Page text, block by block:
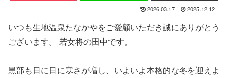
2026.03.17 2025.12.12
いつも生地温泉たなかやをご愛顧いただき誠にありがとう
ございます。 若女将の田中です。
黒部も日に日に寒さが増し、いよいよ本格的な冬を迎えよ